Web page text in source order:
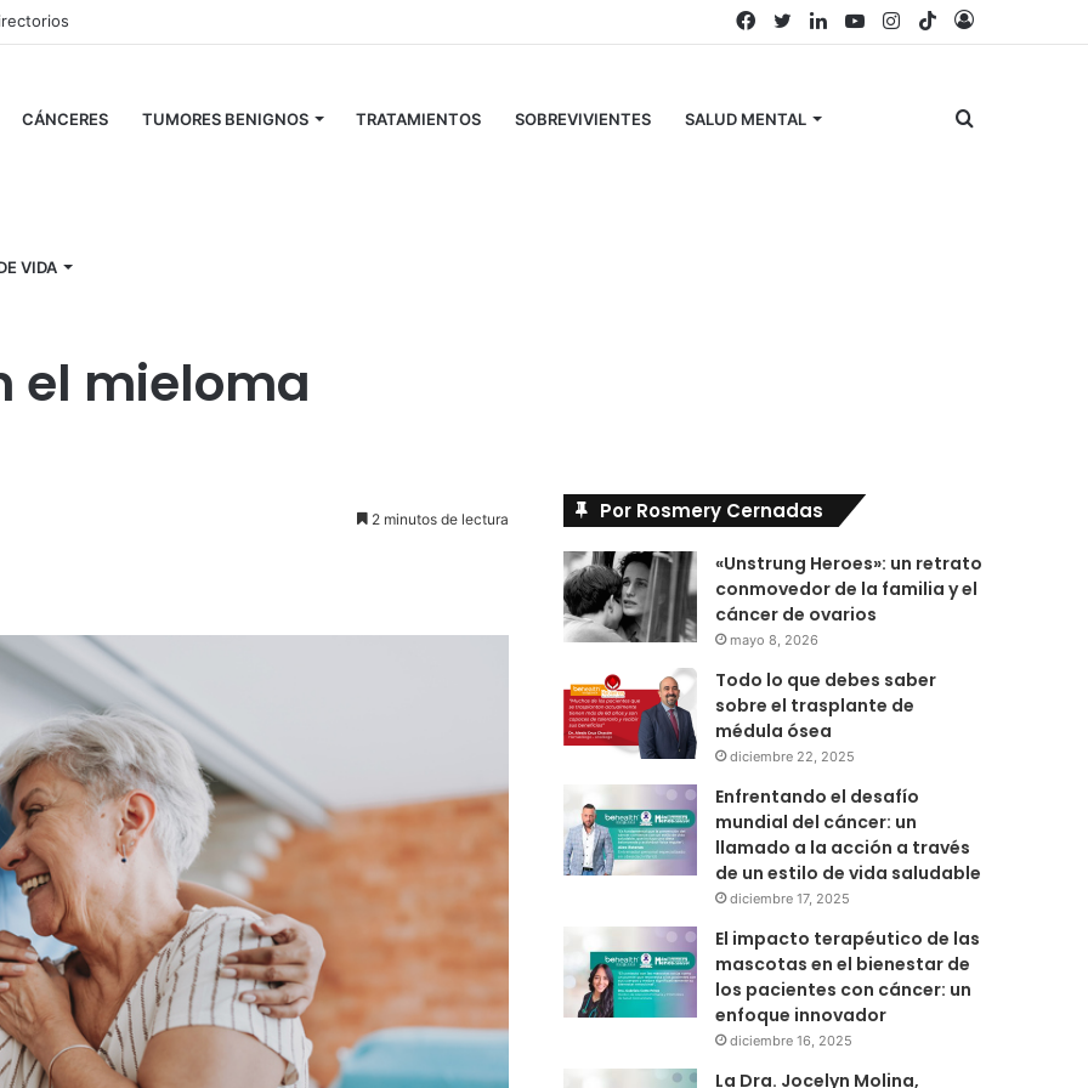
TikTok
Instagram
YouTube
LinkedIn
Twitter
Facebook
CÁNCERES TUMORES BENIGNOS TRATAMIENTOS SOBREVIVIENTES SALUD MENTAL
VIDA
Buscar
el mieloma
2 minutos de lectura Por Rosmery Cernadas
«Unstrung Heroes»: un retrato
conmovedor de la familia y el
cáncer de ovarios
mayo 8, 2026
Todo lo que debes saber
sobre el trasplante de
médula ósea
diciembre 22, 2025
Enfrentando el desafío
mundial del cáncer: un
llamado a la acción a través
de un estilo de vida saludable
diciembre 17, 2025
El impacto terapéutico de las
mascotas en el bienestar de
los pacientes con cáncer: un
enfoque innovador
diciembre 16, 2025
La Dra. Jocelyn Molina,